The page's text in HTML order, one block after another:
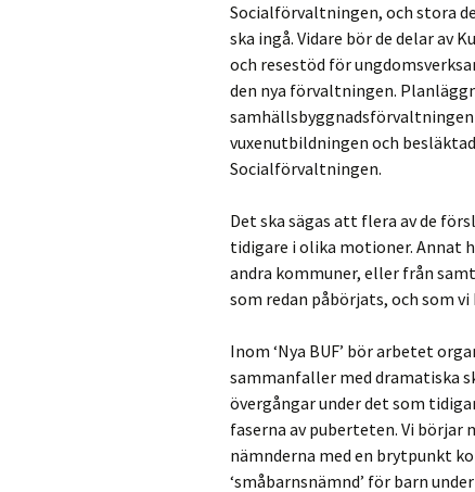
Socialförvaltningen, och stora
ska ingå. Vidare bör de delar av
och resestöd för
den nya förvaltningen.
samhällsbyggnadsförvaltningen
vuxenutbildningen och
Socialförvaltningen.
Det ska sägas att flera av de
tidigare i olika motioner. Annat
andra kommuner, eller från
som redan påbörjats, och som
Inom ‘Nya BUF’ bör arbetet
sammanfaller med dramatiska
övergångar under det som
faserna av puberteten. Vi
nämnderna med en brytpunkt
‘småbarnsnämnd’ för barn